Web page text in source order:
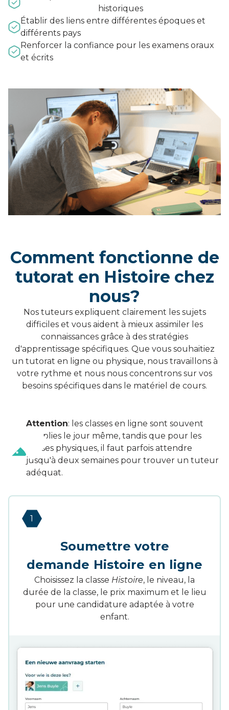
historiques
Établir des liens entre différentes époques et
différents pays
Renforcer la confiance pour les examens oraux
et écrits
Comment fonctionne de
tutorat en Histoire chez
nous?
Nos tuteurs expliquent clairement les sujets
difficiles et vous aident à mieux assimiler les
connaissances grâce à des stratégies
d'apprentissage spécifiques. Que vous souhaitiez
un tutorat en ligne ou physique, nous travaillons à
votre rythme et nous nous concentrons sur vos
besoins spécifiques dans le matériel de cours.
Attention: les classes en ligne sont souvent
remplies le jour même, tandis que pour les
classes physiques, il faut parfois attendre
jusqu'à deux semaines pour trouver un tuteur
adéquat.
1
Soumettre votre
demande Histoire en ligne
Choisissez la classe Histoire, le niveau, la
durée de la classe, le prix maximum et le lieu
pour une candidature adaptée à votre
enfant.